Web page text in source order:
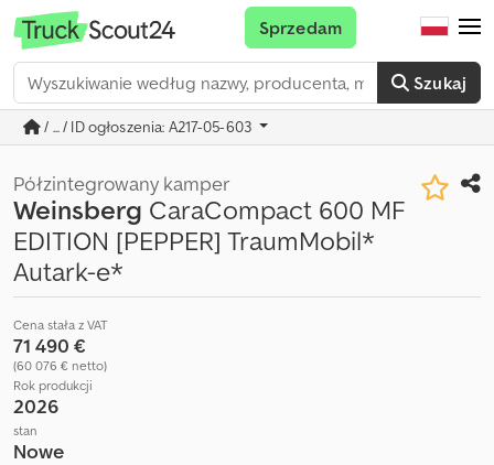
Szukaj
Sprzedam
/ ... / ID ogłoszenia: A217-05-603
Półzintegrowany kamper
Weinsberg CaraCompact 600 MF
EDITION [PEPPER] TraumMobil*
Autark-e*
Cena stała z VAT
71 490 €
(60 076 € netto)
Rok produkcji
2026
stan
Nowe